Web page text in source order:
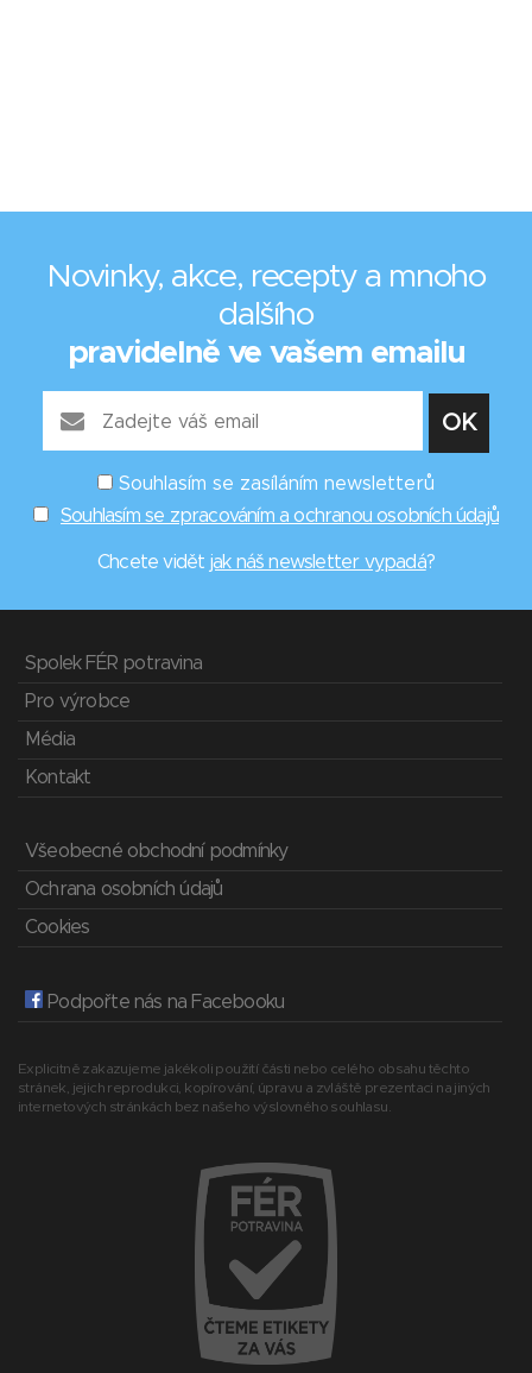
Novinky, akce, recepty a mnoho
dalšího
pravidelně ve vašem emailu
Souhlasím se zasíláním newsletterů
Souhlasím se zpracováním a ochranou osobních údajů
Chcete vidět jak náš newsletter vypadá?
Spolek FÉR potravina
Pro výrobce
Média
Kontakt
Všeobecné obchodní podmínky
Ochrana osobních údajů
Cookies
Podpořte nás na Facebooku
Explicitně zakazujeme jakékoli použití části nebo celého obsahu těchto
stránek, jejich reprodukci, kopírování, úpravu a zvláště prezentaci na jiných
internetových stránkách bez našeho výslovného souhlasu.